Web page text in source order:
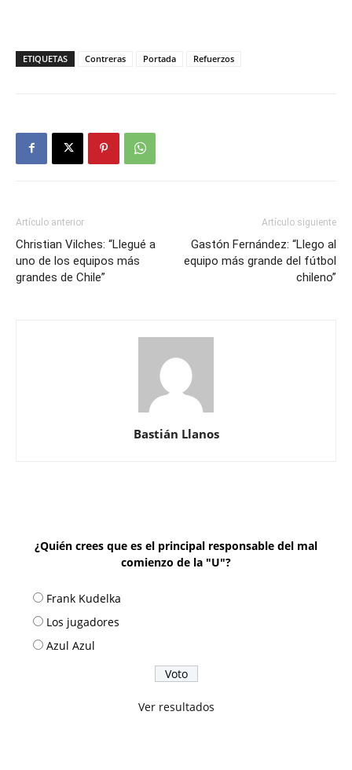
ETIQUETAS Contreras Portada Refuerzos
Artículo anterior
Christian Vilches: “Llegué a
uno de los equipos más
grandes de Chile”
Artículo siguiente
Gastón Fernández: “Llego al
equipo más grande del fútbol
chileno”
Bastián Llanos
¿Quién crees que es el principal responsable del mal
comienzo de la "U"?
Frank Kudelka
Los jugadores
Azul Azul
Ver resultados